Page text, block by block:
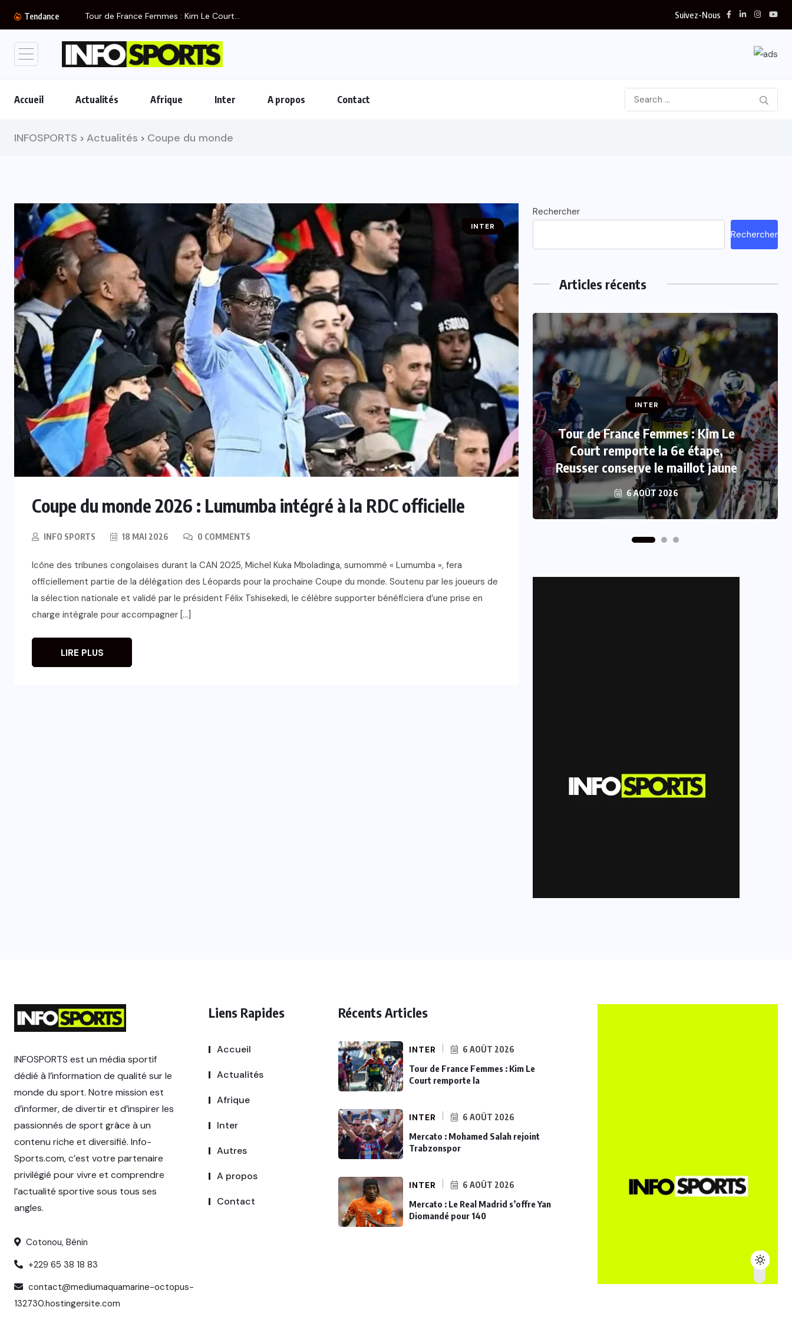
Tendance Tour de France Femmes : Kim Le Court... Suivez-Nous
Accueil Actualités Afrique Inter A propos Contact
INFOSPORTS > Actualités > Coupe du monde
INTER
Coupe du monde 2026 : Lumumba intégré à la RDC officielle
INFO SPORTS 18 MAI 2026 0 COMMENTS
Icône des tribunes congolaises durant la CAN 2025, Michel Kuka Mboladinga, surnommé « Lumumba », fera
officiellement partie de la délégation des Léopards pour la prochaine Coupe du monde. Soutenu par les joueurs de
la sélection nationale et validé par le président Félix Tshisekedi, le célèbre supporter bénéficiera d’une prise en
charge intégrale pour accompagner […]
LIRE PLUS
Rechercher
Rechercher
Articles récents
INTER
Mercato : Le Real Madrid s’offre
Yan Diomandé pour 140 M€
INTER
Tour de France Femmes : Kim Le
Court remporte la 6e étape,
Reusser conserve le maillot jaune
6 AOÛT 2026
INTER
Mercato : Mohamed Salah rejoint
Trabzonspor
6 AOÛT 2026
INFOSPORTS est un média sportif
dédié à l’information de qualité sur le
monde du sport. Notre mission est
d’informer, de divertir et d’inspirer les
passionnés de sport grâce à un
contenu riche et diversifié. Info-
Sports.com, c’est votre partenaire
privilégié pour vivre et comprendre
l’actualité sportive sous tous ses
angles.
Cotonou, Bénin
+229 65 38 18 83
contact@mediumaquamarine-octopus-
132730.hostingersite.com
Liens Rapides
Accueil
Actualités
Afrique
Inter
Autres
A propos
Contact
Récents Articles
INTER 6 AOÛT 2026
Tour de France Femmes : Kim Le
Court remporte la
INTER 6 AOÛT 2026
Mercato : Mohamed Salah rejoint
Trabzonspor
INTER 6 AOÛT 2026
Mercato : Le Real Madrid s’offre Yan
Diomandé pour 140